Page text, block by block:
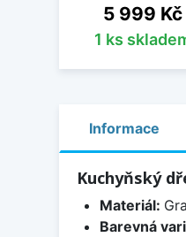
Cena
5 999 Kč
1 ks
Informace
Kuchyňský
Materiál:
Barevná